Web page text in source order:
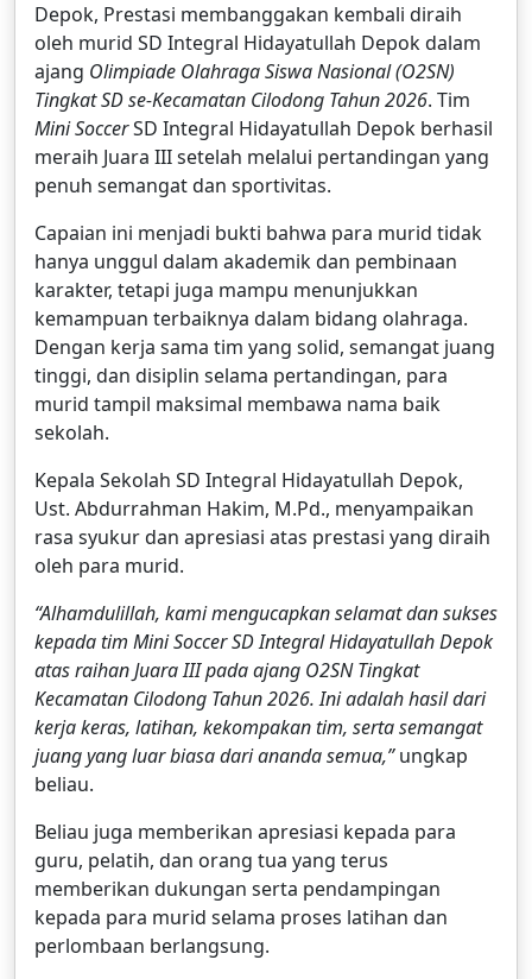
Depok, Prestasi membanggakan kembali diraih
oleh murid SD Integral Hidayatullah Depok dalam
ajang Olimpiade Olahraga Siswa Nasional (O2SN)
Tingkat SD se-Kecamatan Cilodong Tahun 2026. Tim
Mini SoccerSD Integral Hidayatullah Depok berhasil
meraih Juara III setelah melalui pertandingan yang
penuh semangat dan sportivitas.
Capaian ini menjadi bukti bahwa para murid tidak
hanya unggul dalam akademik dan pembinaan
karakter, tetapi juga mampu menunjukkan
kemampuan terbaiknya dalam bidang olahraga.
Dengan kerja sama tim yang solid, semangat juang
tinggi, dan disiplin selama pertandingan, para
murid tampil maksimal membawa nama baik
sekolah.
Kepala Sekolah SD Integral Hidayatullah Depok,
Ust. Abdurrahman Hakim, M.Pd., menyampaikan
rasa syukur dan apresiasi atas prestasi yang diraih
oleh para murid.
“Alhamdulillah, kami mengucapkan selamat dan sukses
kepada tim Mini Soccer SD Integral Hidayatullah Depok
atas raihan Juara III pada ajang O2SN Tingkat
Kecamatan Cilodong Tahun 2026. Ini adalah hasil dari
kerja keras, latihan, kekompakan tim, serta semangat
juang yang luar biasa dari ananda semua,”ungkap
beliau.
Beliau juga memberikan apresiasi kepada para
guru, pelatih, dan orang tua yang terus
memberikan dukungan serta pendampingan
kepada para murid selama proses latihan dan
perlombaan berlangsung.